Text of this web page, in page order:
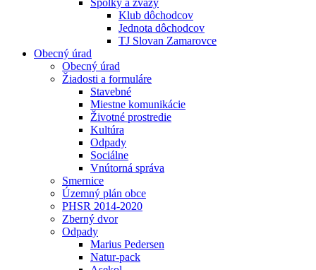
Spolky a zväzy
Klub dôchodcov
Jednota dôchodcov
TJ Slovan Zamarovce
Obecný úrad
Obecný úrad
Žiadosti a formuláre
Stavebné
Miestne komunikácie
Životné prostredie
Kultúra
Odpady
Sociálne
Vnútorná správa
Smernice
Územný plán obce
PHSR 2014-2020
Zberný dvor
Odpady
Marius Pedersen
Natur-pack